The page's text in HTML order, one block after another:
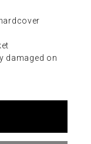
damaged on